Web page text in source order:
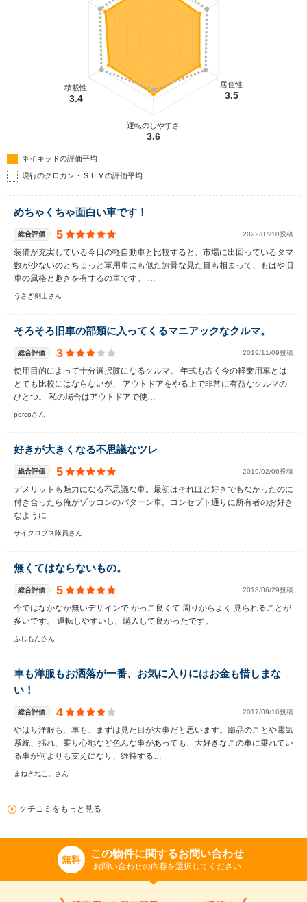
居住性
3.5
運転のしやすさ
3.6
積載性
3.4
ネイキッドの評価平均
現行のクロカン・ＳＵＶの評価平均
めちゃくちゃ面白い車です！
総合評価 5 2022/07/10投稿
装備が充実している今日の軽自動車と比較すると、市場に出回っているタマ
数が少ないのとちょっと軍用車にも似た無骨な見た目も相まって、もはや旧
車の風格と趣きを有するの車です。 …
うさぎ剣士さん
そろそろ旧車の部類に入ってくるマニアックなクルマ。
総合評価 3 2019/11/09投稿
使用目的によって十分選択肢になるクルマ。 年式も古く今の軽乗用車とは
とても比較にはならないが、 アウトドアをやる上で非常に有益なクルマの
ひとつ。 私の場合はアウトドアで使…
porcoさん
好きが大きくなる不思議なツレ
総合評価 5 2019/02/06投稿
デメリットも魅力になる不思議な車。最初はそれほど好きでもなかったのに
付き合ったら俺がゾッコンのパターン車。コンセプト通りに所有者のお好き
なように
サイクロプス隊員さん
無くてはならないもの。
総合評価 5 2018/06/29投稿
今ではなかなか無いデザインで かっこ良くて 周りからよく 見られることが
多いです。 運転しやすいし、購入して良かったです。
ふじもんさん
車も洋服もお洒落が一番、お気に入りにはお金も惜しまな
い！
総合評価 4 2017/09/16投稿
やはり洋服も、車も、まずは見た目が大事だと思います。部品のことや電気
系統、揺れ、乗り心地など色んな事があっても、大好きなこの車に乗れてい
る事が何よりも支えになり、維持する…
まねきねこ。さん
クチコミをもっと見る
無料 この物件に関するお問い合わせ
お問い合わせの内容を選択してください